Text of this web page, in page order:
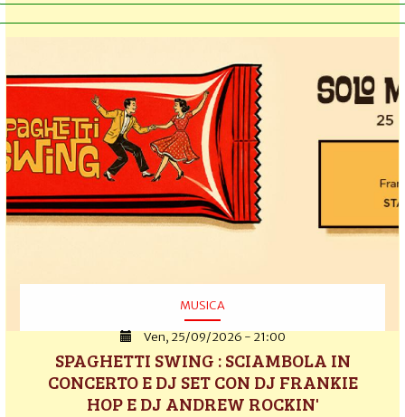
MUSICA
Ven, 25/09/2026 - 21:00
SPAGHETTI SWING : SCIAMBOLA IN
CONCERTO E DJ SET CON DJ FRANKIE
HOP E DJ ANDREW ROCKIN'